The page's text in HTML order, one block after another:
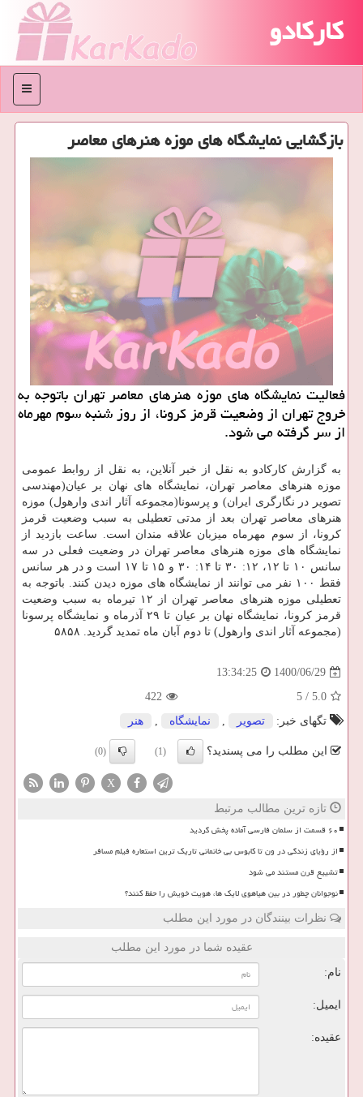
کارکادو
منو
بازگشایی نمایشگاه های موزه هنرهای معاصر
فعالیت نمایشگاه های موزه هنرهای معاصر تهران باتوجه به
خروج تهران از وضعیت قرمز کرونا، از روز شنبه سوم مهرماه
از سر گرفته می شود.
به گزارش کارکادو به نقل از خبر آنلاین، به نقل از روابط عمومی
موزه هنرهای معاصر تهران، نمایشگاه های نهان بر عیان(مهندسی
تصویر در نگارگری ایران) و پرسونا(مجموعه آثار اندی وارهول) موزه
هنرهای معاصر تهران بعد از مدتی تعطیلی به سبب وضعیت قرمز
کرونا، از سوم مهرماه میزبان علاقه مندان است. ساعت بازدید از
نمایشگاه های موزه هنرهای معاصر تهران در وضعیت فعلی در سه
سانس ۱۰ تا ۱۲، ۱۲: ۳۰ تا ۱۴: ۳۰ و ۱۵ تا ۱۷ است و در هر سانس
فقط ۱۰۰ نفر می توانند از نمایشگاه های موزه دیدن کنند. باتوجه به
تعطیلی موزه هنرهای معاصر تهران از ۱۲ تیرماه به سبب وضعیت
قرمز کرونا، نمایشگاه نهان بر عیان تا ۲۹ آذرماه و نمایشگاه پرسونا
(مجموعه آثار اندی وارهول) تا دوم آبان ماه تمدید گردید. ۵۸۵۸
1400/06/29
13:34:25
5.0
/
5
422
تگهای خبر:
تصویر , نمایشگاه , هنر
این مطلب را می پسندید؟ (1)
(0)
X
تازه ترین مطالب مرتبط
۶۰ قسمت از سلمان فارسی آماده پخش گردید
از رؤیای زندگی در ون تا کابوس بی خانمانی تاریک ترین استعاره فیلم مسافر
تشییع قرن مستند می شود
نوجوانان چطور در بین هیاهوی لایک ها، هویت خویش را حفظ کنند؟
نظرات بینندگان در مورد این مطلب
عقیده شما در مورد این مطلب
نام:
ایمیل:
عقیده: